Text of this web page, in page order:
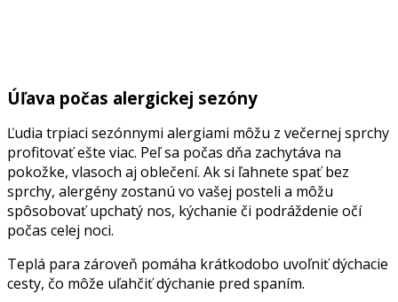
Úľava počas alergickej sezóny
Ľudia trpiaci sezónnymi alergiami môžu z večernej sprchy
profitovať ešte viac. Peľ sa počas dňa zachytáva na
pokožke, vlasoch aj oblečení. Ak si ľahnete spať bez
sprchy, alergény zostanú vo vašej posteli a môžu
spôsobovať upchatý nos, kýchanie či podráždenie očí
počas celej noci.
Teplá para zároveň pomáha krátkodobo uvoľniť dýchacie
cesty, čo môže uľahčiť dýchanie pred spaním.